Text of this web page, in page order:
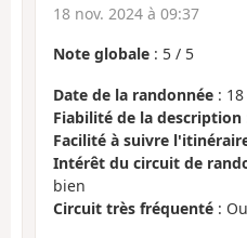
18 nov. 2024 à 09:37
Note globale : 5 / 5
Date de la randonnée :
Fiabilité de la description
Facilité à suivre
Intérêt du circuit de
bien
Circuit très fréquenté :